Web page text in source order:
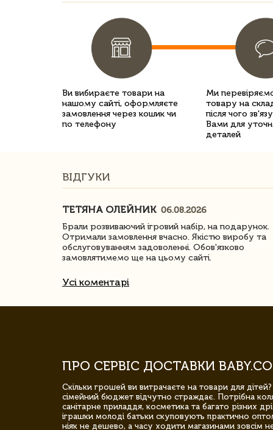
Ви вибираєте товари на
нашому сайті, оформляєте
замовлення через кошик чи
по телефону
Ми
товару на
після чого
Вами для
деталей
ВІДГУКИ
ТЕТЯНА ОЛЕЙНИК 06.08.2026
Брали розвиваючий ігровий набір, на подарунок.
Отримали замовлення вчасно. Якістю виробу та
обслуговуванням задоволенні. Обов'язково
замовлятимемо ще на цьому сайті.
Усі коментарі
ПРО СЕРВІС ДОСТАВКИ
Скільки грошей ви витрачаєте на товари для
сімейний бюджет відчутно страждає. Потрібна
санітарне приладдя, косметика та багато різних
іграшки молоді батьки скуповують практично
ніяк не дешево, а часу ходити магазинами зовсім